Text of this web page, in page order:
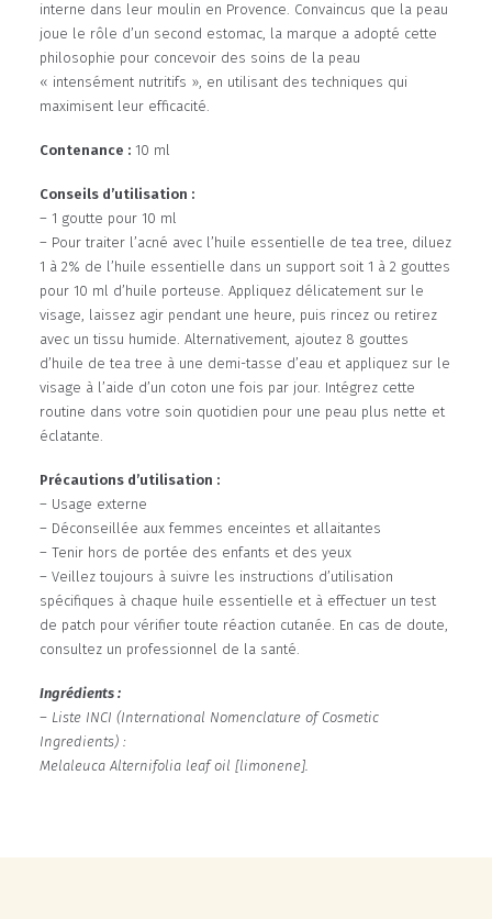
interne dans leur moulin en Provence. Convaincus que la peau
joue le rôle d’un second estomac, la marque a adopté cette
philosophie pour concevoir des soins de la peau
« intensément nutritifs », en utilisant des techniques qui
maximisent leur efficacité.
Contenance : 10 ml
Conseils d’utilisation :
– 1 goutte pour 10 ml
– Pour traiter l’acné avec l’huile essentielle de tea tree, diluez
1 à 2% de l’huile essentielle dans un support soit 1 à 2 gouttes
pour 10 ml d’huile porteuse. Appliquez délicatement sur le
visage, laissez agir pendant une heure, puis rincez ou retirez
avec un tissu humide. Alternativement, ajoutez 8 gouttes
d’huile de tea tree à une demi-tasse d’eau et appliquez sur le
visage à l’aide d’un coton une fois par jour. Intégrez cette
routine dans votre soin quotidien pour une peau plus nette et
éclatante.
Précautions d’utilisation :
– Usage externe
– Déconseillée aux femmes enceintes et allaitantes
– Tenir hors de portée des enfants et des yeux
– Veillez toujours à suivre les instructions d’utilisation
spécifiques à chaque huile essentielle et à effectuer un test
de patch pour vérifier toute réaction cutanée. En cas de doute,
consultez un professionnel de la santé.
Ingrédients :
– Liste INCI (International Nomenclature of Cosmetic
Ingredients) :
Melaleuca Alternifolia leaf oil [limonene].